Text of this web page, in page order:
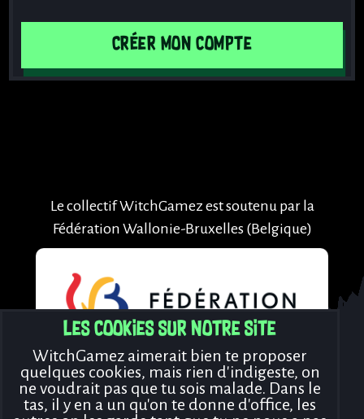
Créer mon compte
Le collectif WitchGamez est soutenu par la
Fédération Wallonie-Bruxelles (Belgique)
Rejoins-nous !
Les cookies sur notre site
WitchGamez aimerait bien te proposer
quelques cookies, mais rien d'indigeste, on
ne voudrait pas que tu sois malade. Dans le
tas, il y en a un qu'on te donne d'office, les